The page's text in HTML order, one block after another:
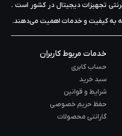
تجهیزات دیجیتال در کشور است .
به کیفیت و خدمات اهمیت می‌دهند.
خدمات مربوط کاربران
حساب کابری
سبد خرید
شرایط و قوانین
حفظ حریم خصوصی
گارانتی محصولات